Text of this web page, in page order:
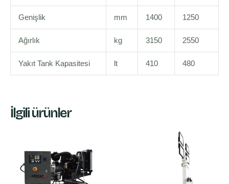
Genişlik mm 1400 1250
Ağırlık kg 3150 2550
Yakıt Tank Kapasitesi lt 410 480
İlgili ürünler